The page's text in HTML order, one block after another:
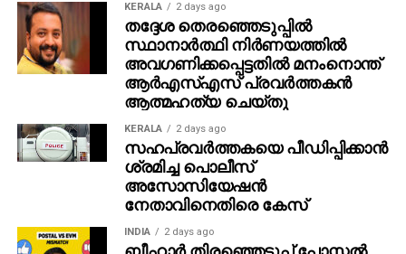
KERALA 2 days ago
തദ്ദേശ തെരഞ്ഞെടുപ്പില്‍
സ്ഥാനാര്‍ത്ഥി നിര്‍ണയത്തില്‍
അവഗണിക്കപ്പെട്ടതില്‍ മനംനൊന്ത്
ആര്‍എസ്എസ് പ്രവര്‍ത്തകന്‍
ആത്മഹത്യ ചെയ്തു
KERALA 2 days ago
സഹപ്രവര്‍ത്തകയെ പീഡിപ്പിക്കാന്‍
ശ്രമിച്ച പൊലീസ്
അസോസിയേഷന്‍
നേതാവിനെതിരെ കേസ്
INDIA 2 days ago